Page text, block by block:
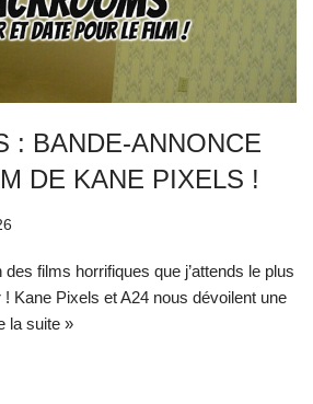
: BANDE-ANNONCE
DE KANE PIXELS !
films horrifiques que j’attends le plus
Kane Pixels et A24 nous dévoilent une
la suite »